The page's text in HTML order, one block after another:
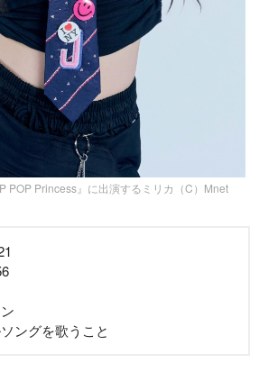
POP Princess』に出演するミリカ（C）Mnet
ングを歌うこと